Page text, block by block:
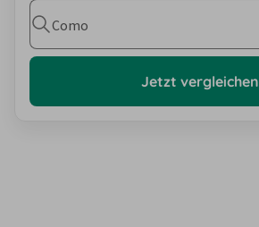
Como
Jetzt vergleichen